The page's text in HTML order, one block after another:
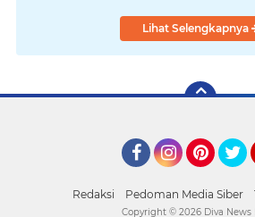
6-5 setelah kedua tim bermain
imbang 1-1 hingga 120 menit
Lihat Selengkapnya
Redaksi Pedoman Media Siber
Copyright © 2026 Diva News